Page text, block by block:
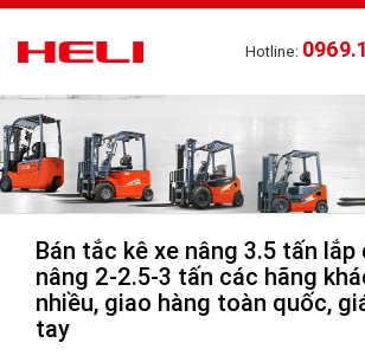
Hotline:
Bán tắc kê xe nâng 3.5 tấn
nâng 2-2.5-3 tấn các hãng
nhiều, giao hàng toàn quốc,
tay